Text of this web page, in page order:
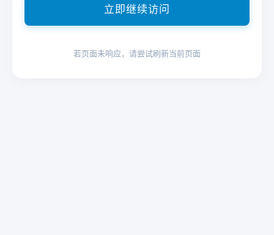
立即继续访问
若页面未响应，请尝试刷新当前页面